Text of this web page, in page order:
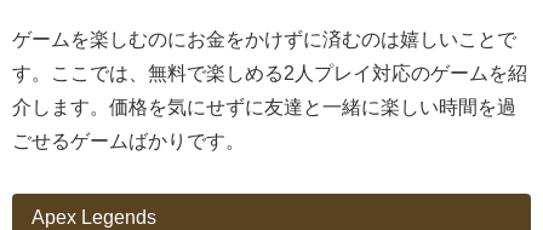
ゲームを楽しむのにお金をかけずに済むのは嬉しいことで
す。ここでは、無料で楽しめる2人プレイ対応のゲームを紹
介します。価格を気にせずに友達と一緒に楽しい時間を過
ごせるゲームばかりです。
Apex Legends